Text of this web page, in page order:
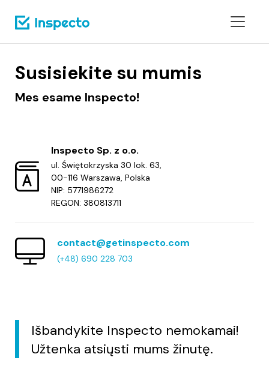
Susisiekite su mumis
Mes esame Inspecto!
Inspecto Sp. z o.o.
ul. Świętokrzyska 30 lok. 63,
00-116 Warszawa, Polska
NIP: 5771986272
REGON: 380813711
contact@getinspecto.com
(+48) 690 228 703
Išbandykite Inspecto nemokamai!
Užtenka atsiųsti mums žinutę.